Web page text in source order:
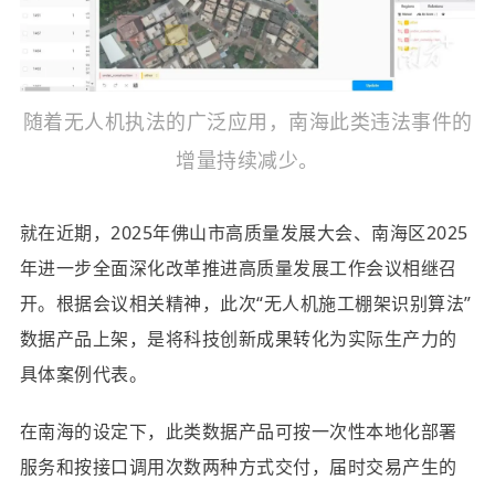
随着无人机执法的广泛应用，南海此类违法事件的
增量持续减少。
就在近期，2025年佛山市高质量发展大会、南海区2025
年进一步全面深化改革推进高质量发展工作会议相继召
开。根据会议相关精神，此次“无人机施工棚架识别算法”
数据产品上架，是将科技创新成果转化为实际生产力的
具体案例代表。
在南海的设定下，此类数据产品可按一次性本地化部署
服务和按接口调用次数两种方式交付，届时交易产生的